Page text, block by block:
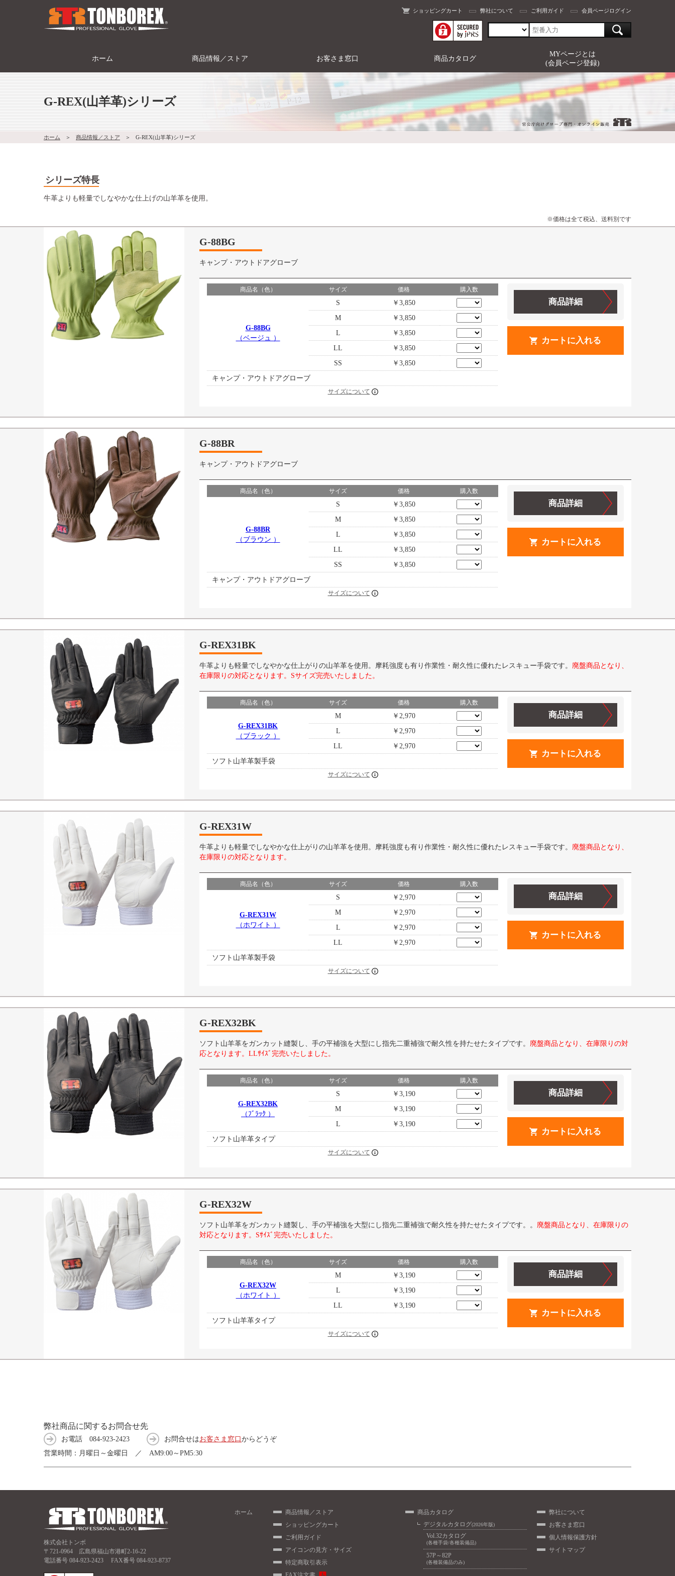
ショッピングカート 弊社について ご利用ガイド 会員ページログイン
ホーム 商品情報／ストア お客さま窓口 商品カタログ
MYページとは
(会員ページ登録)
G-REX(山羊革)シリーズ
ホーム ＞ 商品情報／ストア ＞ G-REX(山羊革)シリーズ
シリーズ特長
牛革よりも軽量でしなやかな仕上げの山羊革を使用。
※価格は全て税込、送料別です
G-88BG
キャンプ・アウトドアグローブ
商品名（色） サイズ 価格 購入数
G-88BG
（ベージュ ）
S
￥3,850
M
￥3,850
L
￥3,850
LL
￥3,850
SS
￥3,850
キャンプ・アウトドアグローブ
サイズについて
商品詳細
カートに入れる
G-88BR
キャンプ・アウトドアグローブ
商品名（色） サイズ 価格 購入数
G-88BR
（ブラウン ）
S
￥3,850
M
￥3,850
L
￥3,850
LL
￥3,850
SS
￥3,850
キャンプ・アウトドアグローブ
サイズについて
商品詳細
カートに入れる
G-REX31BK
牛革よりも軽量でしなやかな仕上がりの山羊革を使用。摩耗強度も有り作業性・耐久性に優れたレスキュー手袋です。 廃盤商品となり、
在庫限りの対応となります。Sサイズ完売いたしました。
商品名（色） サイズ 価格 購入数
G-REX31BK
（ブラック ）
M
￥2,970
L
￥2,970
LL
￥2,970
ソフト山羊革製手袋
サイズについて
商品詳細
カートに入れる
G-REX31W
牛革よりも軽量でしなやかな仕上がりの山羊革を使用。摩耗強度も有り作業性・耐久性に優れたレスキュー手袋です。 廃盤商品となり、
在庫限りの対応となります。
商品名（色） サイズ 価格 購入数
G-REX31W
（ホワイト ）
S
￥2,970
M
￥2,970
L
￥2,970
LL
￥2,970
ソフト山羊革製手袋
サイズについて
商品詳細
カートに入れる
G-REX32BK
ソフト山羊革をガンカット縫製し、手の平補強を大型にし指先二重補強で耐久性を持たせたタイプです。 廃盤商品となり、在庫限りの対
応となります。LLｻｲｽﾞ完売いたしました。
商品名（色） サイズ 価格 購入数
G-REX32BK
（ﾌﾞﾗｯｸ ）
S
￥3,190
M
￥3,190
L
￥3,190
ソフト山羊革タイプ
サイズについて
商品詳細
カートに入れる
G-REX32W
ソフト山羊革をガンカット縫製し、手の平補強を大型にし指先二重補強で耐久性を持たせたタイプです。。 廃盤商品となり、在庫限りの
対応となります。Sｻｲｽﾞ完売いたしました。
商品名（色） サイズ 価格 購入数
G-REX32W
（ホワイト ）
M
￥3,190
L
￥3,190
LL
￥3,190
ソフト山羊革タイプ
サイズについて
商品詳細
カートに入れる
弊社商品に関するお問合せ先
お電話 084-923-2423 お問合せはお客さま窓口 からどうぞ
営業時間：月曜日～金曜日 ／ AM9:00～PM5:30
ホーム
商品情報／ストア
ショッピングカート
ご利用ガイド
アイコンの見方・サイズ
特定商取引表示
商品カタログ
デジタルカタログ(2026年版)
Vol.32カタログ
(各種手袋/各種装備品)
57P～82P
(各種装備品のみ)
弊社について
お客さま窓口
個人情報保護方針
サイトマップ
株式会社トンボ
〒721-0964 広島県福山市港町2-16-22
電話番号 084-923-2423 FAX番号 084-923-8737